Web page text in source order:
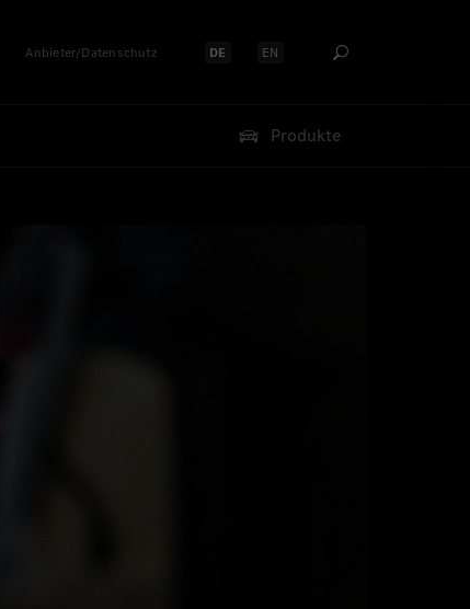
Anbieter/Datenschutz Sprache auswählen:
DE Sprache auswählen:
EN
Produkte